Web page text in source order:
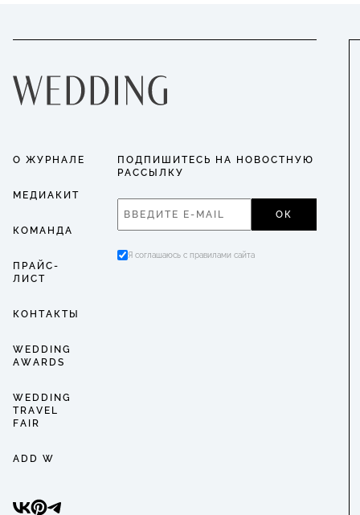
О ЖУРНАЛЕ
МЕДИАКИТ
КОМАНДА
ПРАЙС-
ЛИСТ
КОНТАКТЫ
WEDDING
AWARDS
WEDDING
TRAVEL
FAIR
ADD W
ПОДПИШИТЕСЬ НА НОВОСТНУЮ
РАССЫЛКУ
ОК
Я соглашаюсь с правилами сайта